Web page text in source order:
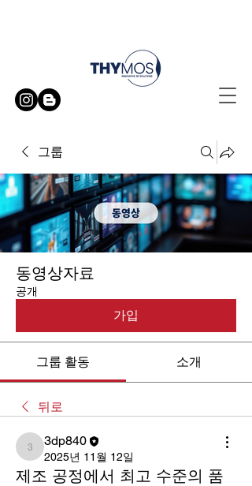
그룹
동영상자료
공개
가입
그룹 활동 소개
뒤로
3dp840
3dp840
2025년 11월 12일
제조 공정에서 최고 수준의 품